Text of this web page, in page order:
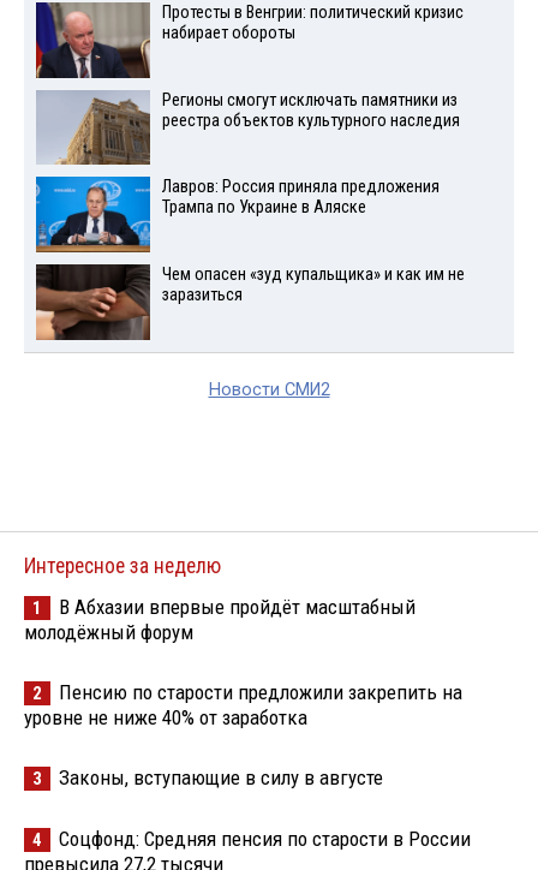
Протесты в Венгрии: политический кризис
набирает обороты
Регионы смогут исключать памятники из
реестра объектов культурного наследия
Лавров: Россия приняла предложения
Трампа по Украине в Аляске
Чем опасен «зуд купальщика» и как им не
заразиться
Новости СМИ2
Интересное за неделю
1
В Абхазии впервые пройдёт масштабный
молодёжный форум
2
Пенсию по старости предложили закрепить на
уровне не ниже 40% от заработка
3 Законы, вступающие в силу в августе
4
Соцфонд: Средняя пенсия по старости в России
превысила 27,2 тысячи